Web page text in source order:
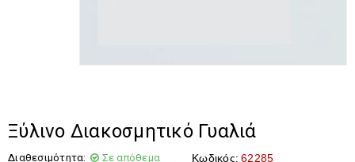
Ξύλινο Διακοσμητικό Γυαλιά
Διαθεσιμότητα: Σε απόθεμα Κωδικός: 62285